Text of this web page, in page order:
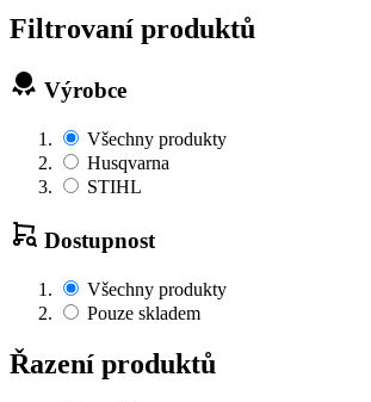
Filtrovaní produktů
Výrobce
Všechny produkty
Husqvarna
STIHL
Dostupnost
Všechny produkty
Pouze skladem
Řazení produktů